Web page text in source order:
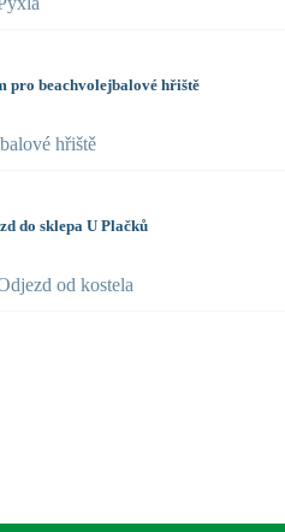
pro beachvolejbalové hřiště
hřiště
do sklepa U Plačků
od kostela